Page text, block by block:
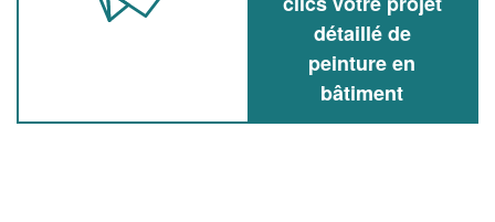
détaillé de
peinture en
bâtiment